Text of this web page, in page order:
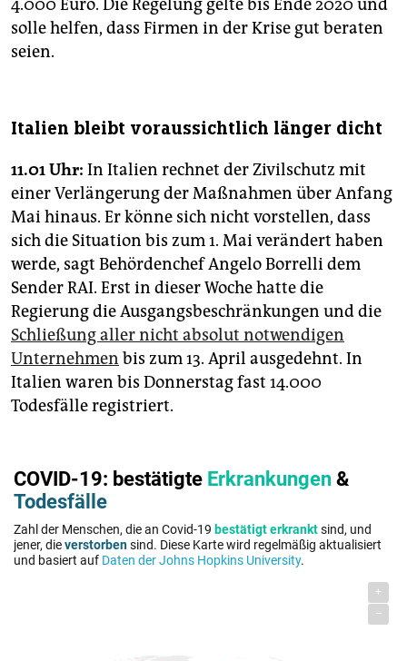
4.000 Euro. Die Regelung gelte bis Ende 2020 und
solle helfen, dass Firmen in der Krise gut beraten
seien.
Italien bleibt voraussichtlich länger dicht
11.01 Uhr: In Italien rechnet der Zivilschutz mit
einer Verlängerung der Maßnahmen über Anfang
Mai hinaus. Er könne sich nicht vorstellen, dass
sich die Situation bis zum 1. Mai verändert haben
werde, sagt Behördenchef Angelo Borrelli dem
Sender RAI. Erst in dieser Woche hatte die
Regierung die Ausgangsbeschränkungen und die
Schließung aller nicht absolut notwendigen
Unternehmen bis zum 13. April ausgedehnt. In
Italien waren bis Donnerstag fast 14.000
Todesfälle registriert.